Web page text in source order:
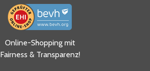
Ja, ich habe die
Datenschutzhinweise gelesen
und akzeptiere diese.
Online-Shopping mit
Fairness & Transparenz!